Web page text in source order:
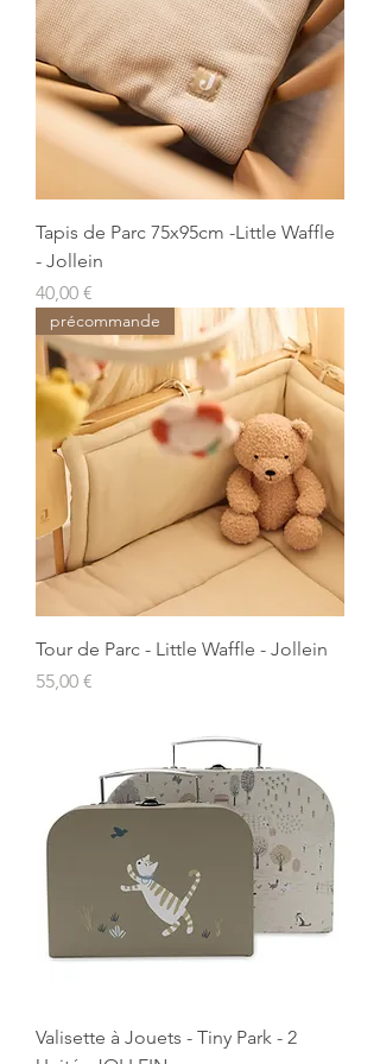
Tapis de Parc 75x95cm -Little Waffle
- Jollein
Prix
40,00 €
précommande
Tour de Parc - Little Waffle - Jollein
Prix
55,00 €
Valisette à Jouets - Tiny Park - 2